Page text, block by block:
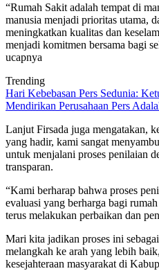
“Rumah Sakit adalah tempat di
manusia menjadi prioritas utama,
meningkatkan kualitas dan
menjadi komitmen bersama bagi
ucapnya
Trending
Hari Kebebasan Pers Sedunia:
Mendirikan Perusahaan Pers
Lanjut Firsada juga mengatakan,
yang hadir, kami sangat
untuk menjalani proses penilaian
transparan.
“Kami berharap bahwa proses
evaluasi yang berharga bagi
terus melakukan perbaikan dan
Mari kita jadikan proses ini
melangkah ke arah yang lebih
kesejahteraan masyarakat di